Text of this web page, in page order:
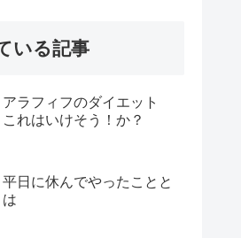
いる記事
アラフィフのダイエット
これはいけそう！か？
平日に休んでやったことと
は